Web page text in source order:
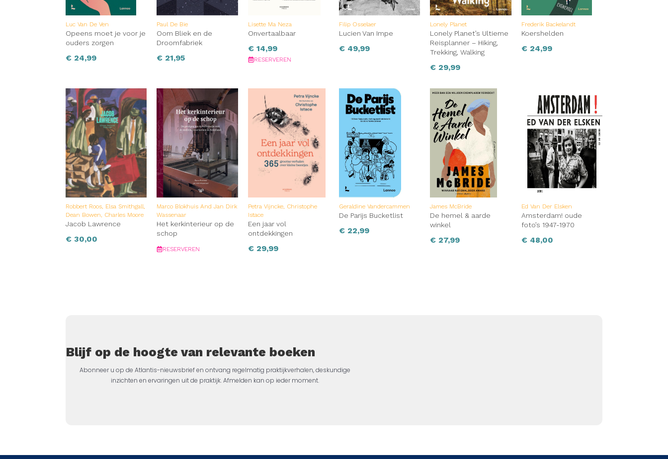
Luc Van De Ven
Opeens moet je voor je
ouders zorgen
€ 24,99
Paul De Bie
Oom Bliek en de
Droomfabriek
€ 21,95
Lisette Ma Neza
Onvertaalbaar
€14,99
RESERVEREN
Filip Osselaer
Lucien Van Impe
€49,99
Lonely Planet
Lonely Planet’s Ultieme
Reisplanner – Hiking,
Trekking, Walking
€ 29,99
Frederik Backelandt
Koershelden
€24,99
Robbert Roos, Elsa Smithgall,
Dean Bowen, Charles Moore
Jacob Lawrence
€ 30,00
Marco Blokhuis And Jan Dirk
Wassenaar
Het kerkinterieur op de
schop
RESERVEREN
Petra Vijncke, Christophe
Istace
Een jaar vol
ontdekkingen
€29,99
Geraldine Vandercammen
De Parijs Bucketlist
€22,99
James McBride
De hemel & aarde
winkel
€ 27,99
Ed Van Der Elsken
Amsterdam! oude
foto’s 1947-1970
€48,00
Blijf op de hoogte van relevante boeken
Abonneer u op de Atlantis-nieuwsbrief en ontvang regelmatig praktijkverhalen, deskundige
inzichten en ervaringen uit de praktijk. Afmelden kan op ieder moment.